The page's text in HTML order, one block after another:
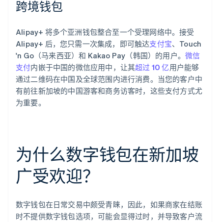
跨境钱包
Alipay+ 将多个亚洲钱包整合至一个受理网络中。接受
Alipay+ 后，您只需一次集成，即可触达支付宝、Touch
'n Go（马来西亚）和 Kakao Pay（韩国）的用户。 微信
支付内嵌于中国的微信应用中，让其超过 10 亿用户能够
通过二维码在中国及全球范围内进行消费。当您的客户中
有前往新加坡的中国游客和商务访客时，这些支付方式尤
为重要。
为什么数字钱包在新加坡
广受欢迎？
数字钱包在日常交易中颇受青睐，因此，如果商家在结账
时不提供数字钱包选项，可能会显得过时，并导致客户流